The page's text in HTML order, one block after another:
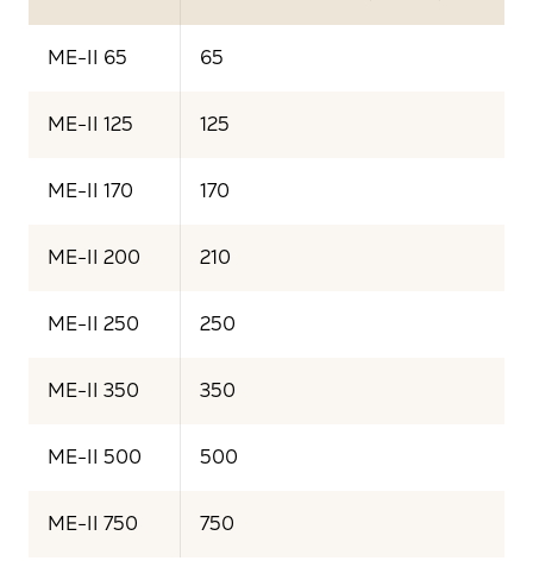
ME-II 65 65
ME-II 125 125
ME-II 170 170
ME-II 200 210
ME-II 250 250
ME-II 350 350
ME-II 500 500
ME-II 750 750